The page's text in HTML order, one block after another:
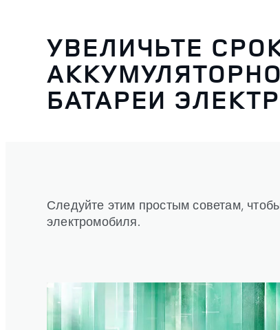
УВЕЛИЧЬТЕ
БАТАРЕИ
Следуйте этим простым советам,
электромобиля.